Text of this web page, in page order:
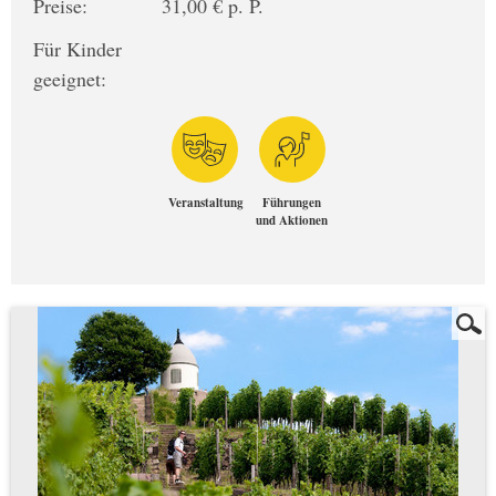
Preise:
31,00 € p. P.
Für Kinder
geeignet:
Veranstaltung
Führungen
und Aktionen